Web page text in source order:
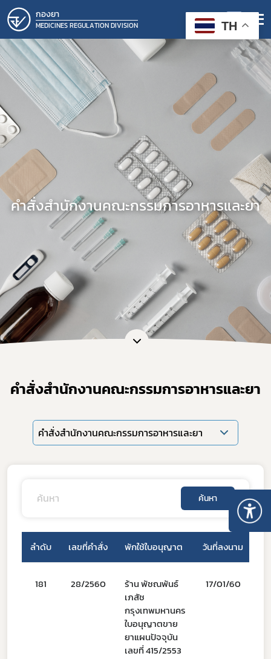
กองยา
MEDICINES REGULATION DIVISION
คำสั่งสำนักงานคณะกรรมการอาหารและยา
คำสั่งสำนักงานคณะกรรมการอาหารและยา
คำสั่งสำนักงานคณะกรรมการอาหารและยา
ค้นหา
ลำดับ เลขที่คำสั่ง พักใช้ใบอนุญาต วันที่ลงนาม
181 28/2560
ร้าน พัชณพันธ์
เภสัช
กรุงเทพมหานคร
ใบอนุญาตขาย
ยาแผนปัจจุบัน
เลขที่ 415/2553
17/01/60
TH